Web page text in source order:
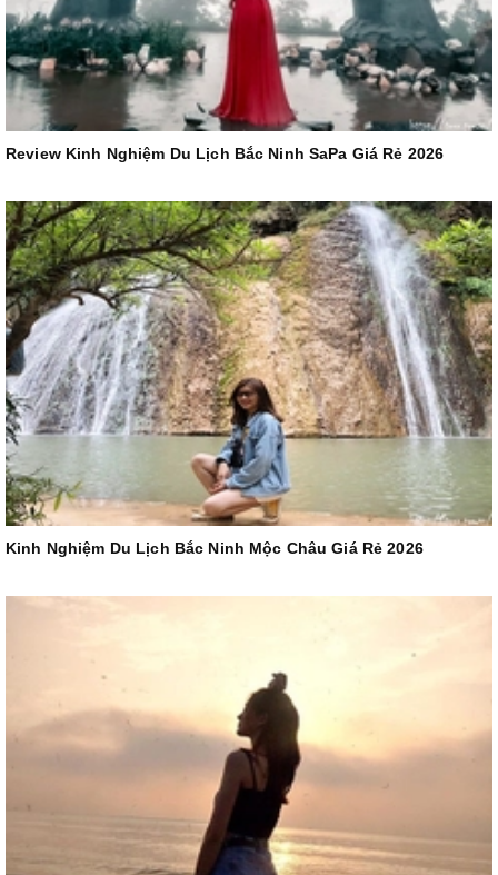
Review Kinh Nghiệm Du Lịch Bắc Ninh SaPa Giá Rẻ 2026
Kinh Nghiệm Du Lịch Bắc Ninh Mộc Châu Giá Rẻ 2026